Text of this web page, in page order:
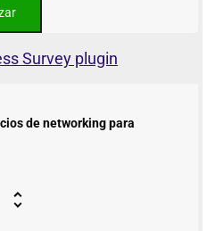
Survey plugin
de networking para